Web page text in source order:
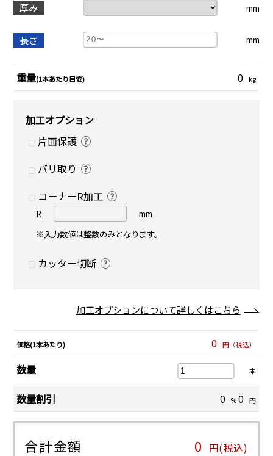
厚み mm
長さ mm
重量(1本あたり目安) 0 kg
加工オプション
片面保護
バリ取り
コーナーR加工
R
mm
※入力数値は整数のみとなります。
カッター切断
加工オプションについて詳しくはこちら
価格(1本あたり) 0 円（税込）
数量 本
数量割引 0 % 0 円
合計金額 0 円(税込)